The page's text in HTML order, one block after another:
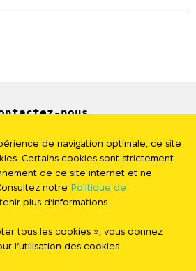
nous
Newsletter
Presse
de navigation optimale, ce site
Certains cookies sont strictement
de ce site internet et ne
notre Politique de
plus d’informations.
tous les cookies », vous donnez
l’utilisation des cookies